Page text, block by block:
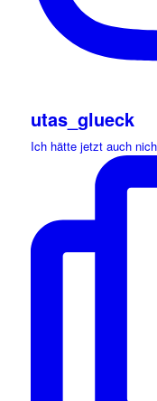
utas_glueck
Ich hätte jetzt auch